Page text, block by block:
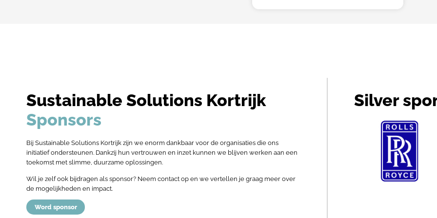
Sustainable Solutions Kortrijk
Sponsors
Bij Sustainable Solutions Kortrijk zijn we enorm dankbaar voor de organisaties die ons
initiatief ondersteunen. Dankzij hun vertrouwen en inzet kunnen we blijven werken aan een
toekomst met slimme, duurzame oplossingen.
Wil je zelf ook bijdragen als sponsor? Neem contact op en we vertellen je graag meer over
de mogelijkheden en impact.
Word sponsor
Silver